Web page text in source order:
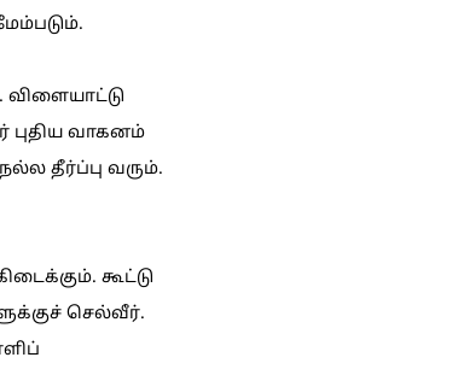
விளையாட்டு
புதிய வாகனம்
தீர்ப்பு வரும்.
கூட்டு
செல்வீர்.